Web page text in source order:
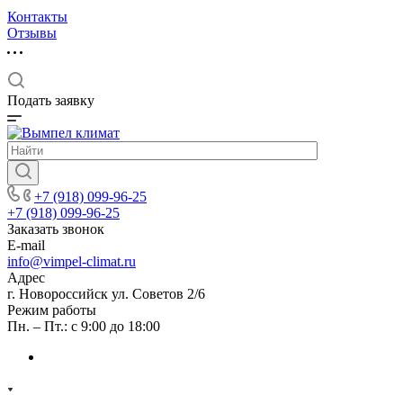
Контакты
Отзывы
Подать заявку
+7 (918) 099-96-25
+7 (918) 099-96-25
Заказать звонок
E-mail
info@vimpel-climat.ru
Адрес
г. Новороссийск ул. Советов 2/6
Режим работы
Пн. – Пт.: с 9:00 до 18:00